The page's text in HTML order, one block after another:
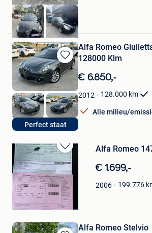
Marnick
Mechelen
Bewaren
in
Mijn
Favorieten
Perfect staat
Alfa Romeo
128000 Klm
€ 6.850,-
2012 128.000 km
Alle milieu/
S&M Cars
Moorslede
Bewaren
in
Mijn
Favorieten
Alfa Romeo
€ 1.699,-
2006 199.776
SFinals
Mechelen
Alfa Romeo Stelvio